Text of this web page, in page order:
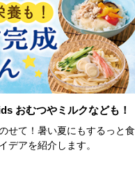
おむつやミルクなども！
せて！暑い夏にもするっと食
デアを紹介します。